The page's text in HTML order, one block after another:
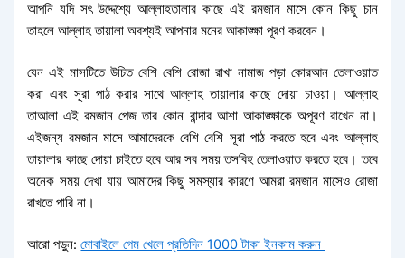
আপনি যদি সৎ উদ্দেশ্যে আল্লাহতালার কাছে এই রমজান মাসে কোন কিছু চান
তাহলে আল্লাহ তায়ালা অবশ্যই আপনার মনের আকাঙ্ক্ষা পূরণ করবেন।
যেন এই মাসটিতে উচিত বেশি বেশি রোজা রাখা নামাজ পড়া কোরআন তেলাওয়াত
করা এবং সূরা পাঠ করার সাথে আল্লাহ তায়ালার কাছে দোয়া চাওয়া। আল্লাহ
তাআলা এই রমজান পেজ তার কোন বান্দার আশা আকাঙ্ক্ষাকে অপূরণ রাখেন না।
এইজন্য রমজান মাসে আমাদেরকে বেশি বেশি সূরা পাঠ করতে হবে এবং আল্লাহ
তায়ালার কাছে দোয়া চাইতে হবে আর সব সময় তসবিহ তেলাওয়াত করতে হবে। তবে
অনেক সময় দেখা যায় আমাদের কিছু সমস্যার কারণে আমরা রমজান মাসেও রোজা
রাখতে পারি না।
আরো পড়ুন:মোবাইলে গেম খেলে প্রতিদিন 1000 টাকা ইনকাম করুন